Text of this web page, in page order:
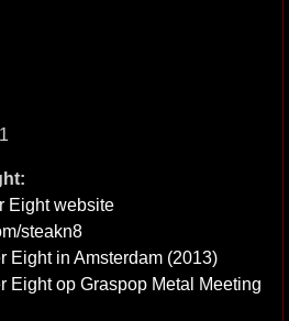
Eight website
steakn8
Eight in Amsterdam (2013)
Eight op Graspop Metal Meeting